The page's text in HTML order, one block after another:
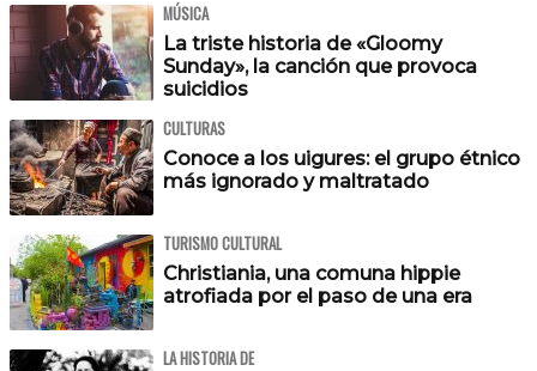
MÚSICA
La triste historia de «Gloomy
Sunday», la canción que provoca
suicidios
CULTURAS
Conoce a los uigures: el grupo étnico
más ignorado y maltratado
TURISMO CULTURAL
Christiania, una comuna hippie
atrofiada por el paso de una era
LA HISTORIA DE